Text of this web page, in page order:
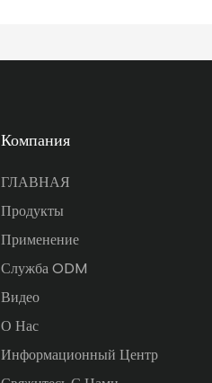
Компания
ГЛАВНАЯ
Продукты
Применение
Служба ODM
Видео
О Нас
Информационный Центр